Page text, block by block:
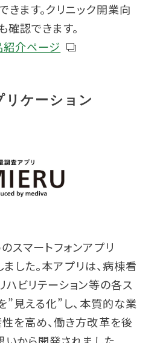
ます。クリニック開業向
確認できます。
紹介ページ
リケーション
スマートフォンアプリ
ました。本アプリは、病棟看
ハビリテーション等の各ス
”見える化”し、本質的な業
を高め、働き方改革を後